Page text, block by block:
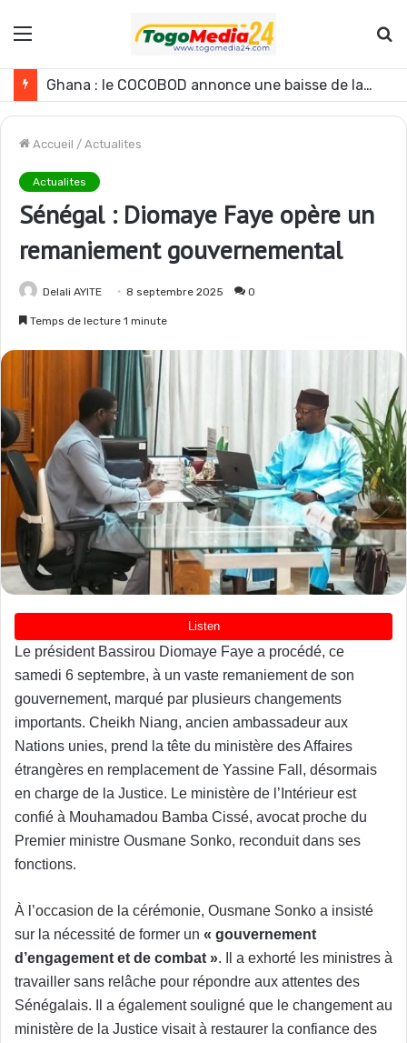
Menu
Le Ghana envisage des réformes politiques
Accueil / Actualites
Actualites
Sénégal : Diomaye Faye opère un
remaniement gouvernemental
Delali AYITE 8 septembre 2025 0
Temps de lecture 1 minute
Le président Bassirou Diomaye Faye a procédé, ce
samedi 6 septembre, à un vaste remaniement de son
gouvernement, marqué par plusieurs changements
importants. Cheikh Niang, ancien ambassadeur aux
Nations unies, prend la tête du ministère des Affaires
étrangères en remplacement de Yassine Fall, désormais
en charge de la Justice. Le ministère de l’Intérieur est
confié à Mouhamadou Bamba Cissé, avocat proche du
Premier ministre Ousmane Sonko, reconduit dans ses
fonctions.
À l’occasion de la cérémonie, Ousmane Sonko a insisté
sur la nécessité de former un « gouvernement
d’engagement et de combat ». Il a exhorté les ministres à
travailler sans relâche pour répondre aux attentes des
Sénégalais. Il a également souligné que le changement au
ministère de la Justice visait à restaurer la confiance des